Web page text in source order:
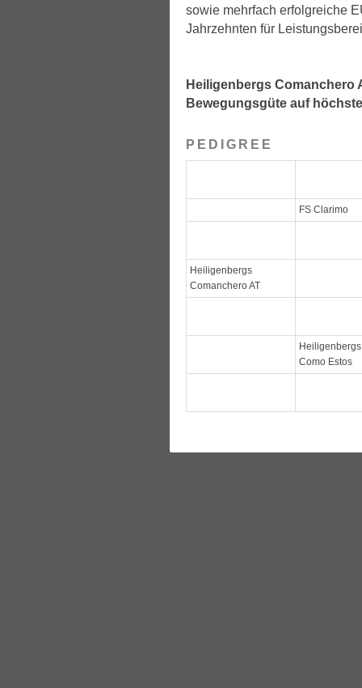
sowie mehrfach erfolgreiche
Jahrzehnten für
Heiligenbergs Comanchero
Bewegungsgüte auf
PEDIGREE
FS Clarimo
Heiligenbergs
Comanchero AT
Como Estos